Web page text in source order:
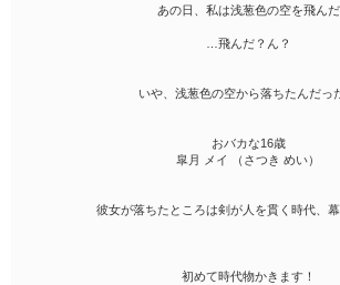
あの日、私は浅葱色の空を飛んだ
…飛んだ？ん？
いや、浅葱色の空から落ちたんだっ
おバカな16歳
皐月 メイ （さつき めい）
彼女が落ちたところは剣が人を貫く時代、幕
初めて時代物かきます！